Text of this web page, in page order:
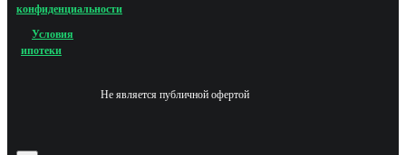
конфиденциальности
Условия
ипотеки
Не является публичной офертой